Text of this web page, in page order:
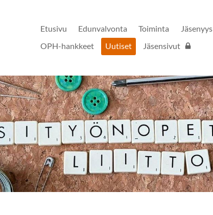
Etusivu Edunvalvonta Toiminta Jäsenyys
OPH-hankkeet
Uutiset Jäsensivut